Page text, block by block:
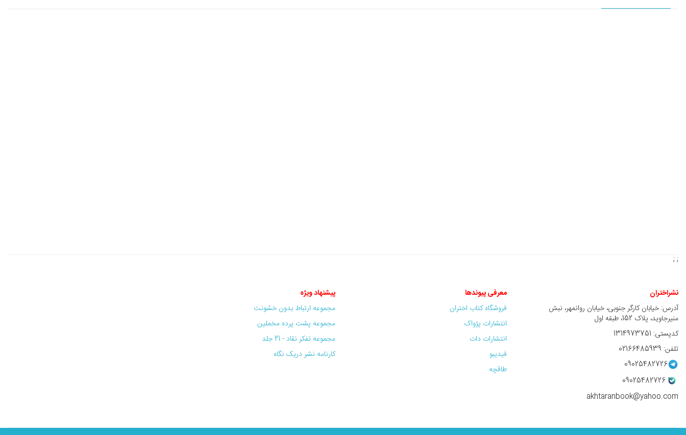
; ;
نشراختران
آدرس: خیابان کارگر جنوبی، خیابان روانمهر، نبش
منیرجاوید، پلاک 152، طبقه اول
کدپستی: 1314973751
تلفن: 02166485939
09025482726
09025482726
akhtaranbook@yahoo.com
معرفی پیوندها
فروشگاه کتاب اختران
انتشارات پژواک
انتشارات دات
فیدیبو
طاقچه
پیشنهاد ویژه
مجموعه ارتباط بدون خشونت
مجموعه پشت پرده مخملین
مجموعه تفکر نقاد - 21 جلد
کارنامه نشر دریک نگاه